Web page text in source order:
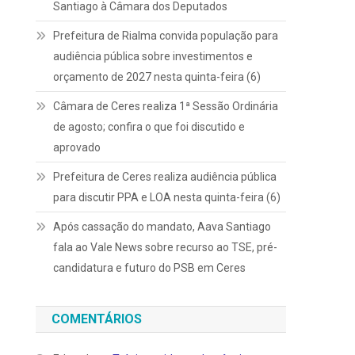
Santiago à Câmara dos Deputados
Prefeitura de Rialma convida população para
audiência pública sobre investimentos e
orçamento de 2027 nesta quinta-feira (6)
Câmara de Ceres realiza 1ª Sessão Ordinária
de agosto; confira o que foi discutido e
aprovado
Prefeitura de Ceres realiza audiência pública
para discutir PPA e LOA nesta quinta-feira (6)
Após cassação do mandato, Aava Santiago
fala ao Vale News sobre recurso ao TSE, pré-
candidatura e futuro do PSB em Ceres
COMENTÁRIOS